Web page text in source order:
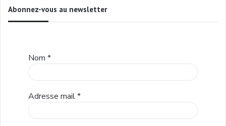
Abonnez-vous au newsletter
Nom *
Adresse mail*